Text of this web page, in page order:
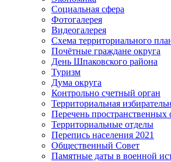
Социальная сфера
Фотогалерея
Видеогалерея
Схема территориального
Почётные граждане округа
День Шпаковского района
Туризм
Дума округа
Контрольно счетный орган
Территориальная
Перечень пространственных
Территориальные отделы
Перепись населения 2021
Общественный Совет
Памятные даты в военной